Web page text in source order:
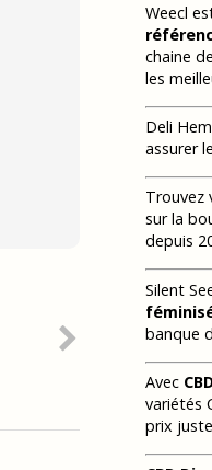
Weecl
chaine
les
Deli
assurer
Trouvez
sur la
depuis
Silent
banque
Avec
variétés
prix